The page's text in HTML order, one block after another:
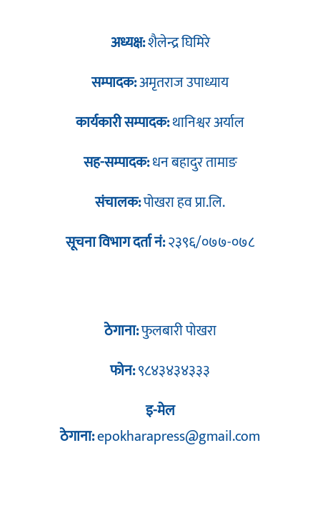
अध्यक्ष:शैलेन्द्र घिमिरे
सम्पादक:अमृतराज उपाध्याय
कार्यकारी सम्पादक:थानिश्वर अर्याल
सह-सम्पादक:धन बहादुर तामाङ
संचालक:पोखरा हव प्रा.लि.
सूचना विभाग दर्ता नं:२३९६/०७७-०७८
ठेगाना:फुलबारी पोखरा
फोन:९८४३४३४३३३
इ-मेल
ठेगाना:epokharapress@gmail.com